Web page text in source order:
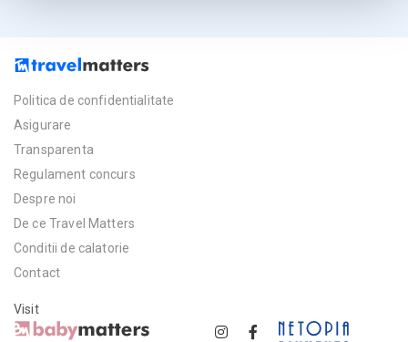
Politica de confidentialitate
Asigurare
Transparenta
Regulament concurs
Despre noi
De ce Travel Matters
Conditii de calatorie
Contact
Visit